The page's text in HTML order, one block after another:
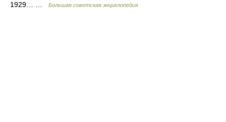
1929… …
Большая советская энциклопедия